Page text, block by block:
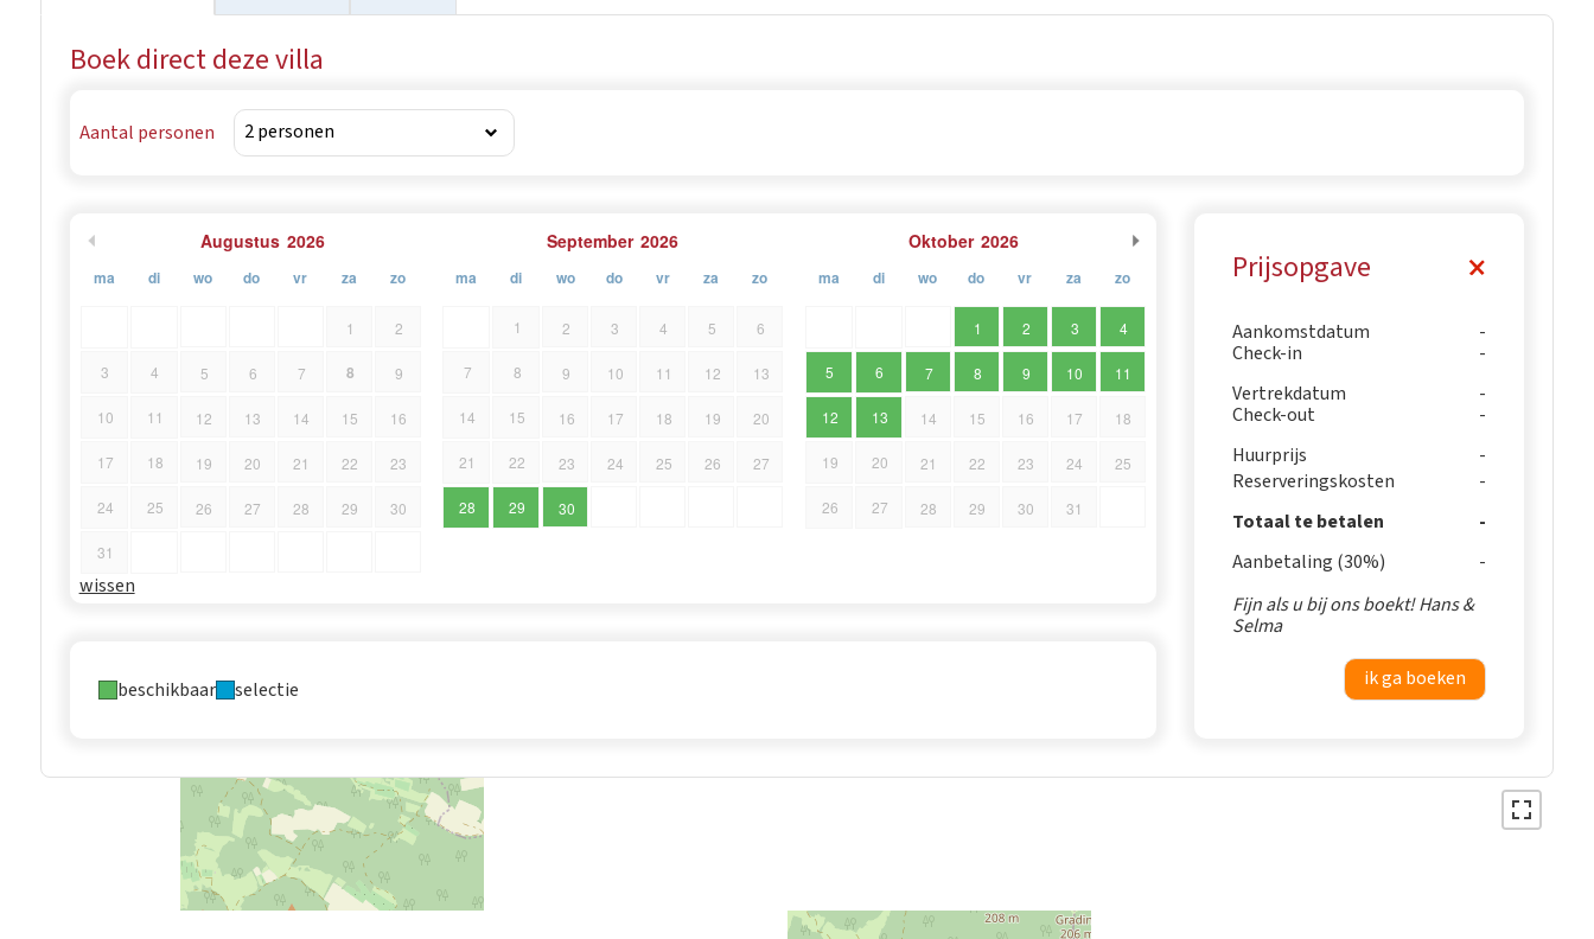
Boek direct deze villa
Aantal personen
Augustus 2026
ma di wo do vr za zo
1 2
3 4 5 6 7 8 9
10 11 12 13 14 15 16
17 18 19 20 21 22 23
24 25 26 27 28 29 30
31
September 2026
ma di wo do vr za zo
1 2 3 4 5 6
7 8 9 10 11 12 13
14 15 16 17 18 19 20
21 22 23 24 25 26 27
28 29 30
Oktober 2026
ma di wo do vr za zo
1 2 3 4
5 6 7 8 9 10 11
12 13 14 15 16 17 18
19 20 21 22 23 24 25
26 27 28 29 30 31
wissen
beschikbaar selectie
Prijsopgave
Aankomstdatum
Check-in
Vertrekdatum
Check-out
Huurprijs
Reserveringskosten
Totaal te betalen
Aanbetaling (30%)
Fijn als u bij ons boekt! Hans &
Selma
ik ga boeken